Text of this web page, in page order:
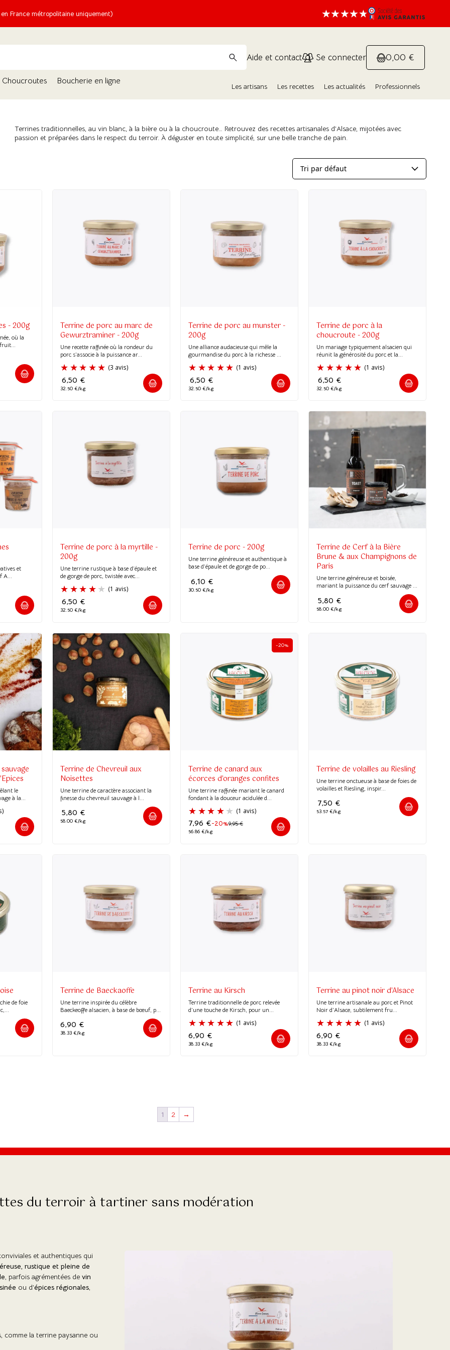
France métropolitaine uniquement)
Aide et contact Se connecter 0,00 €
Choucroutes Boucherie en ligne
Les artisans Les recettes Les actualités Professionnels
Terrines traditionnelles, au vin blanc, à la bière ou à la choucroute… Retrouvez des recettes artisanales d’Alsace, mijotées avec
passion et préparées dans le respect du terroir. À déguster en toute simplicité, sur une belle tranche de pain.
- 200g
où la
Terrine de porc au marc de
Gewurztraminer - 200g
Une recette raffinée où la rondeur du
porc s’associe à la puissance ar...
6,50 €
32.50 €/kg
Terrine de porc au munster -
200g
Une alliance audacieuse qui mêle la
gourmandise du porc à la richesse ...
(1 avis)
6,50 €
32.50 €/kg
Terrine de porc à la
choucroute - 200g
Un mariage typiquement alsacien qui
réunit la générosité du porc et la...
6,50 €
32.50 €/kg
et
A...
(1 avis)
Terrine de porc à la myrtille -
200g
Une terrine rustique à base d’épaule et
de gorge de porc, twistée avec...
(1 avis)
6,50 €
32.50 €/kg
Terrine de porc - 200g
Une terrine généreuse et authentique à
base d’épaule et de gorge de po...
6,10 €
30.50 €/kg
Terrine de Cerf à la Bière
Brune & aux Champignons de
Paris
Une terrine généreuse et boisée,
mariant la puissance du cerf sauvage ...
5,80 €
58.00 €/kg
le
à la...
Terrine de Chevreuil aux
Noisettes
Une terrine de caractère associant la
finesse du chevreuil sauvage à l...
5,80 €
58.00 €/kg
-20%
Terrine de canard aux
écorces d'oranges confites
Une terrine raffinée mariant le canard
fondant à la douceur acidulée d...
-20%9,95€
7,96 €
56.86 €/kg
Terrine de volailles au Riesling
Une terrine onctueuse à base de foies de
volailles et Riesling, inspir...
7,50 €
53.57 €/kg
de foie
Terrine de Baeckaoffe
Une terrine inspirée du célèbre
Baeckeoffe alsacien, à base de bœuf, p...
6,90 €
38.33 €/kg
Terrine au Kirsch
Terrine traditionnelle de porc relevée
d’une touche de Kirsch, pour un...
6,90 €
38.33 €/kg
Terrine au pinot noir d'Alsace
Une terrine artisanale au porc et Pinot
Noir d’Alsace, subtilement fru...
6,90 €
38.33 €/kg
1 2 →
du terroir à tartiner sans modération
et authentiques qui
rustique et pleine de
, parfois agrémentées de vin
ou d’épices régionales,
comme la terrine paysanne ou